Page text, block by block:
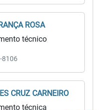
ROSA
técnico
8106
CRUZ CARNEIRO
técnica